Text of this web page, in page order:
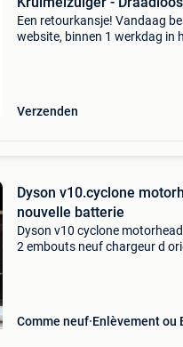
Een retourkansje! Vandaag
website, binnen 1 werkdag in
Verzenden
Dyson v10.cyclone
nouvelle batterie
Dyson v10 cyclone
2 embouts neuf chargeur d
Comme neuf Enlèvement ou